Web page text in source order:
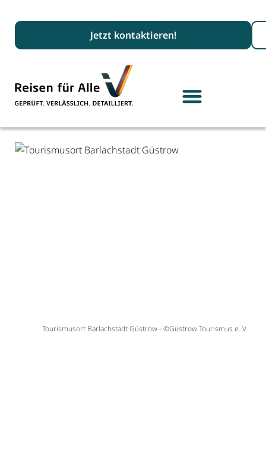
Jetzt kontaktieren!
Tourismusort Barlachstadt Güstrow - ©Güstrow Tourismus e. V.